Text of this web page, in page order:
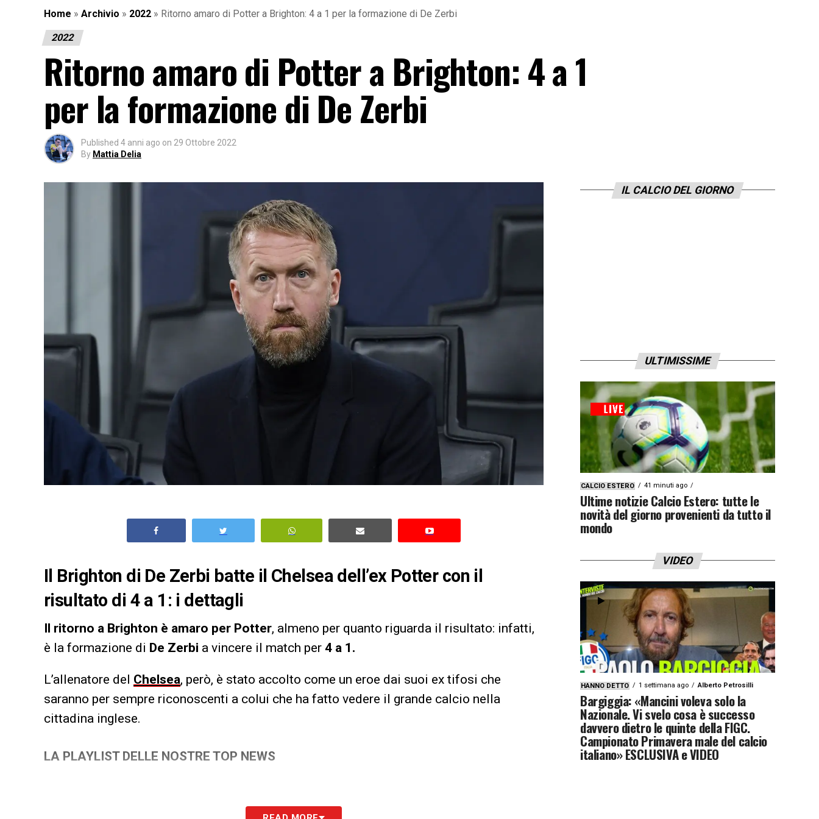
Home » Archivio » 2022 » Ritorno amaro di Potter a Brighton: 4 a 1 per la formazione di De Zerbi
2022
Ritorno amaro di Potter a Brighton: 4 a 1
per la formazione di De Zerbi
Published 4 anni ago on 29 Ottobre 2022
By Mattia Delia
Il Brighton di De Zerbi batte il Chelsea dell’ex Potter con il
risultato di 4 a 1: i dettagli
Il ritorno a Brighton è amaro per Potter, almeno per quanto riguarda il risultato: infatti,
è la formazione di De Zerbi a vincere il match per 4 a 1.
L’allenatore del Chelsea, però, è stato accolto come un eroe dai suoi ex tifosi che
saranno per sempre riconoscenti a colui che ha fatto vedere il grande calcio nella
cittadina inglese.
LA PLAYLIST DELLE NOSTRE TOP NEWS
IL CALCIO DEL GIORNO
ULTIMISSIME
CALCIO ESTERO 41 minuti ago
Ultime notizie Calcio Estero: tutte le
novità del giorno provenienti da tutto il
mondo
VIDEO
HANNO DETTO 1 settimana ago Alberto Petrosilli
Bargiggia: «Mancini voleva solo la
Nazionale. Vi svelo cosa è successo
davvero dietro le quinte della FIGC.
Campionato Primavera male del calcio
italiano» ESCLUSIVA e VIDEO